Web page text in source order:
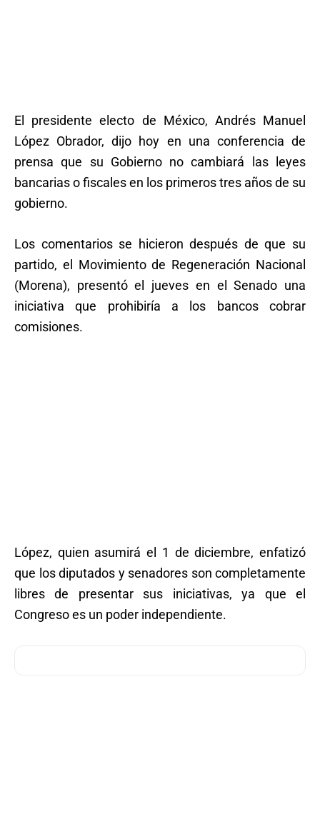
El presidente electo de México, Andrés Manuel
López Obrador, dijo hoy en una conferencia de
prensa que su Gobierno no cambiará las leyes
bancarias o fiscales en los primeros tres años de su
gobierno.
Los comentarios se hicieron después de que su
partido, el Movimiento de Regeneración Nacional
(Morena), presentó el jueves en el Senado una
iniciativa que prohibiría a los bancos cobrar
comisiones.
López, quien asumirá el 1 de diciembre, enfatizó
que los diputados y senadores son completamente
libres de presentar sus iniciativas, ya que el
Congreso es un poder independiente.